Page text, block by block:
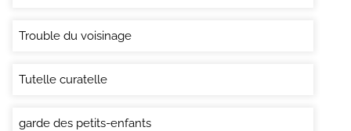
Trouble du voisinage
Tutelle curatelle
garde des petits-enfants